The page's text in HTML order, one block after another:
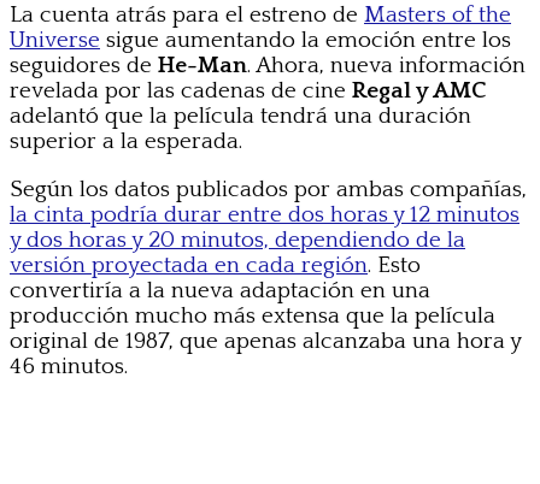
La cuenta atrás para el estreno de Masters of the
Universe sigue aumentando la emoción entre los
seguidores de He-Man. Ahora, nueva información
revelada por las cadenas de cine Regal y AMC
adelantó que la película tendrá una duración
superior a la esperada.
Según los datos publicados por ambas compañías,
la cinta podría durar entre dos horas y 12 minutos
y dos horas y 20 minutos, dependiendo de la
versión proyectada en cada región. Esto
convertiría a la nueva adaptación en una
producción mucho más extensa que la película
original de 1987, que apenas alcanzaba una hora y
46 minutos.